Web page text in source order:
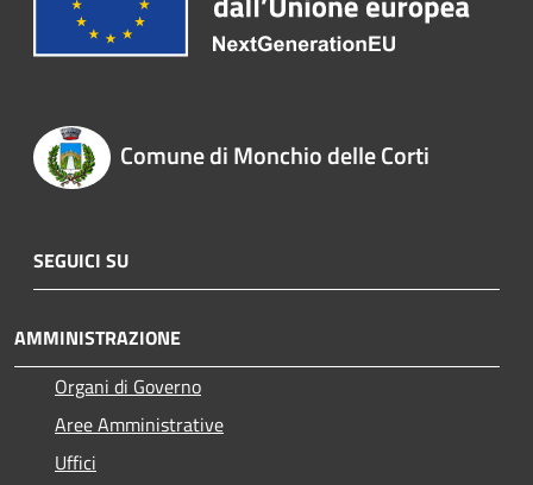
Comune di Monchio delle Corti
SEGUICI SU
AMMINISTRAZIONE
Organi di Governo
Aree Amministrative
Uffici